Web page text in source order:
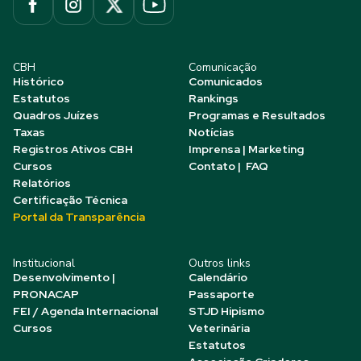
CBH
Histórico
Estatutos
Quadros Juízes
Taxas
Registros Ativos CBH
Cursos
Relatórios
Certificação Técnica
Portal da Transparência
Comunicação
Comunicados
Rankings
Programas e Resultados
Notícias
Imprensa | Marketing
Contato | FAQ
Institucional
Desenvolvimento |
PRONACAP
FEI / Agenda Internacional
Cursos
Outros links
Calendário
Passaporte
STJD Hipismo
Veterinária
Estatutos